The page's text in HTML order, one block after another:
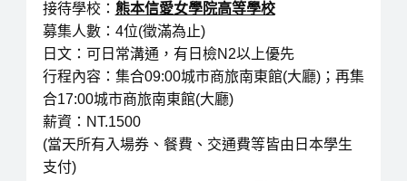
接待學校： 熊本信愛女學院高等學校
募集人數：4位(徵滿為止)
日文：可日常溝通，有日檢N2以上優先
行程內容：集合09:00城市商旅南東館(大廳)；再集
合17:00城市商旅南東館(大廳)
薪資：NT.1500
(當天所有入場券、餐費、交通費等皆由日本學生
支付)